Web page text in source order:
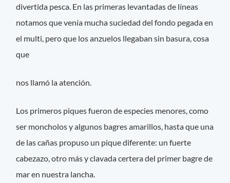
divertida pesca. En las primeras levantadas de líneas
notamos que venía mucha suciedad del fondo pegada en
el multi, pero que los anzuelos llegaban sin basura, cosa
que
nos llamó la atención.
Los primeros piques fueron de especies menores, como
ser moncholos y algunos bagres amarillos, hasta que una
de las cañas propuso un pique diferente: un fuerte
cabezazo, otro más y clavada certera del primer bagre de
mar en nuestra lancha.